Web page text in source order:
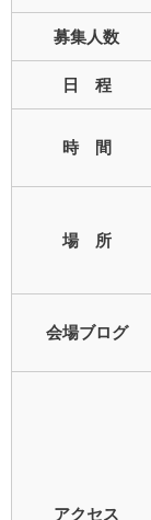
募集人数
日 程
時 間
場 所
会場ブログ
アクセス